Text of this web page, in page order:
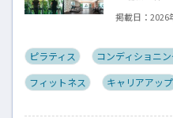
た「ウェル
なっていま
指導者、ス
門スキルを
掲載日： 2026
ピラティス コンディショニ
フィットネス
キャリアアップ